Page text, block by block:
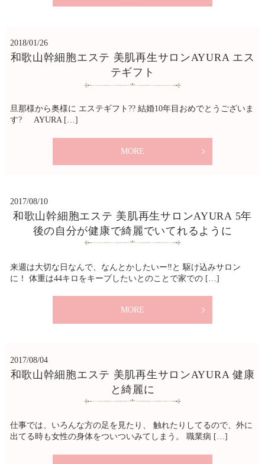
2018/01/26
和歌山幹細胞エステ 美肌再生サロンAYURA エス
テギフト
旦那様から奥様に エステギフト?? 結婚10年目おめでとうございま
す? AYURA […]
MORE
2017/08/10
和歌山幹細胞エステ 美肌再生サロンAYURA 5年
後の自分が健康で綺麗でいてれるように
来週は大切な日なんで、なんとかしたいー‼︎と 駆け込みサロン
に！ 体重は44キロをキープしたいとのことで家での […]
MORE
2017/08/04
和歌山幹細胞エステ 美肌再生サロンAYURA 健康
と綺麗に
仕事では、いろんな方の足を見たり、 触れたりしてるので、外に
出てる時も女性の身体をついついみてしまう。 職業病 […]